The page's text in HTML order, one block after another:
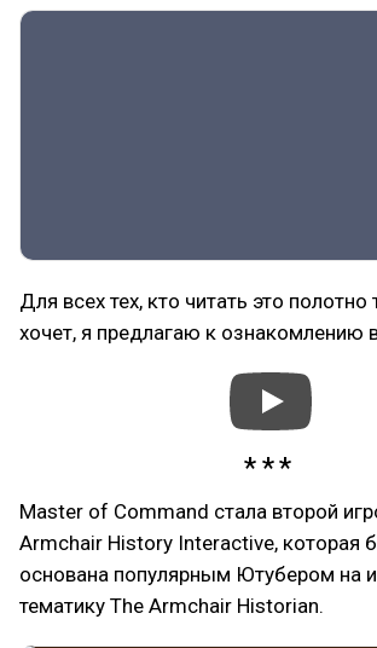
Для всех тех, кто читать это полотно
хочет, я предлагаю к ознакомлению
Master of Command стала второй
Armchair History Interactive, которая
основана популярным Ютубером на
тематику The Armchair Historian.